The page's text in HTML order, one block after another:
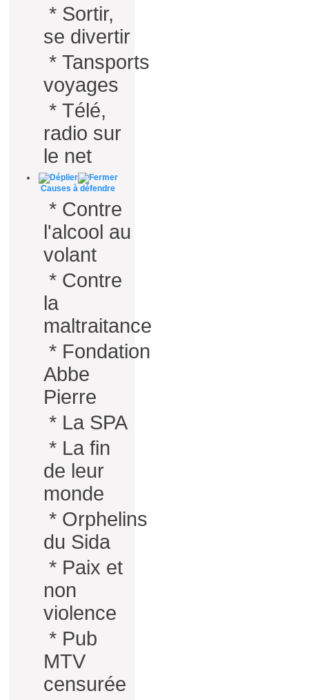
* Sortir,
se divertir
* Tansports
voyages
* Télé,
radio sur
le net
Causes à défendre
* Contre
l'alcool au
volant
* Contre
la
maltraitance
* Fondation
Abbe
Pierre
* La SPA
* La fin
de leur
monde
* Orphelins
du Sida
* Paix et
non
violence
* Pub
MTV
censurée